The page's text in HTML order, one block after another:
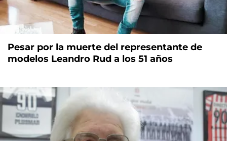
Pesar por la muerte del representante de
modelos Leandro Rud a los 51 años